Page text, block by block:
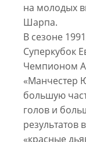
на молодых
Шарпа.
В сезоне
Суперкубок
Чемпионом
«Манчестер
большую
голов и
результатов
«красные